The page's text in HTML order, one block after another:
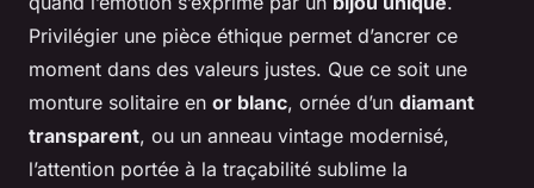
Privilégier une pièce éthique permet d’ancrer ce
moment dans des valeurs justes. Que ce soit une
monture solitaire en or blanc, ornée d’un diamant
transparent, ou un anneau vintage modernisé,
l’attention portée à la traçabilité sublime la